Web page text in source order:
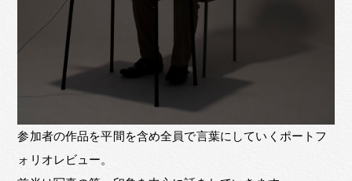
参加者の作品を平間を含め全員で言葉にしていくポートフ
ォリオレビュー。